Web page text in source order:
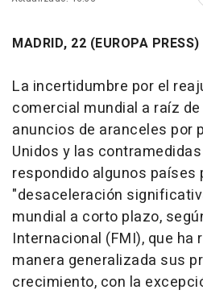
MADRID, 22 (EUROPA PRESS)
La incertidumbre por el
comercial mundial a raíz
anuncios de aranceles por
Unidos y las
respondido algunos países
"desaceleración
mundial a corto plazo,
Internacional (FMI), que ha
manera generalizada sus
crecimiento, con la